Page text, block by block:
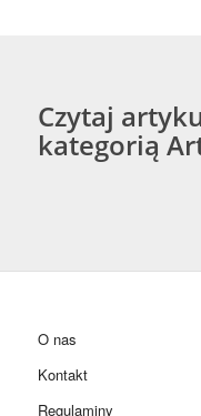
Czytaj
kategorią
O nas
Kontakt
Regulaminy